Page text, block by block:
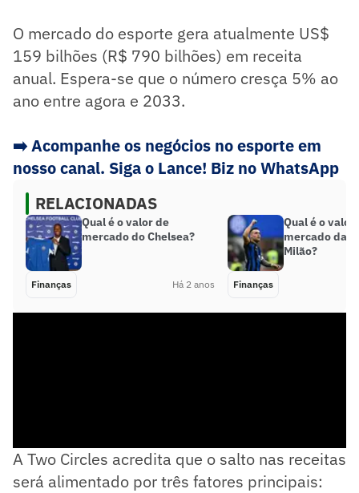
O mercado do esporte gera atualmente US$
159 bilhões (R$ 790 bilhões) em receita
anual. Espera-se que o número cresça 5% ao
ano entre agora e 2033.
➡️Acompanhe os negócios no esporte em
nosso canal. Siga o Lance! Biz no WhatsApp
RELACIONADAS
Qual é o valor de
mercado do Chelsea?
Finanças Há 2 anos
Qual é o valor
mercado da
Milão?
Finanças
A Two Circles acredita que o salto nas receitas
será alimentado por três fatores principais: